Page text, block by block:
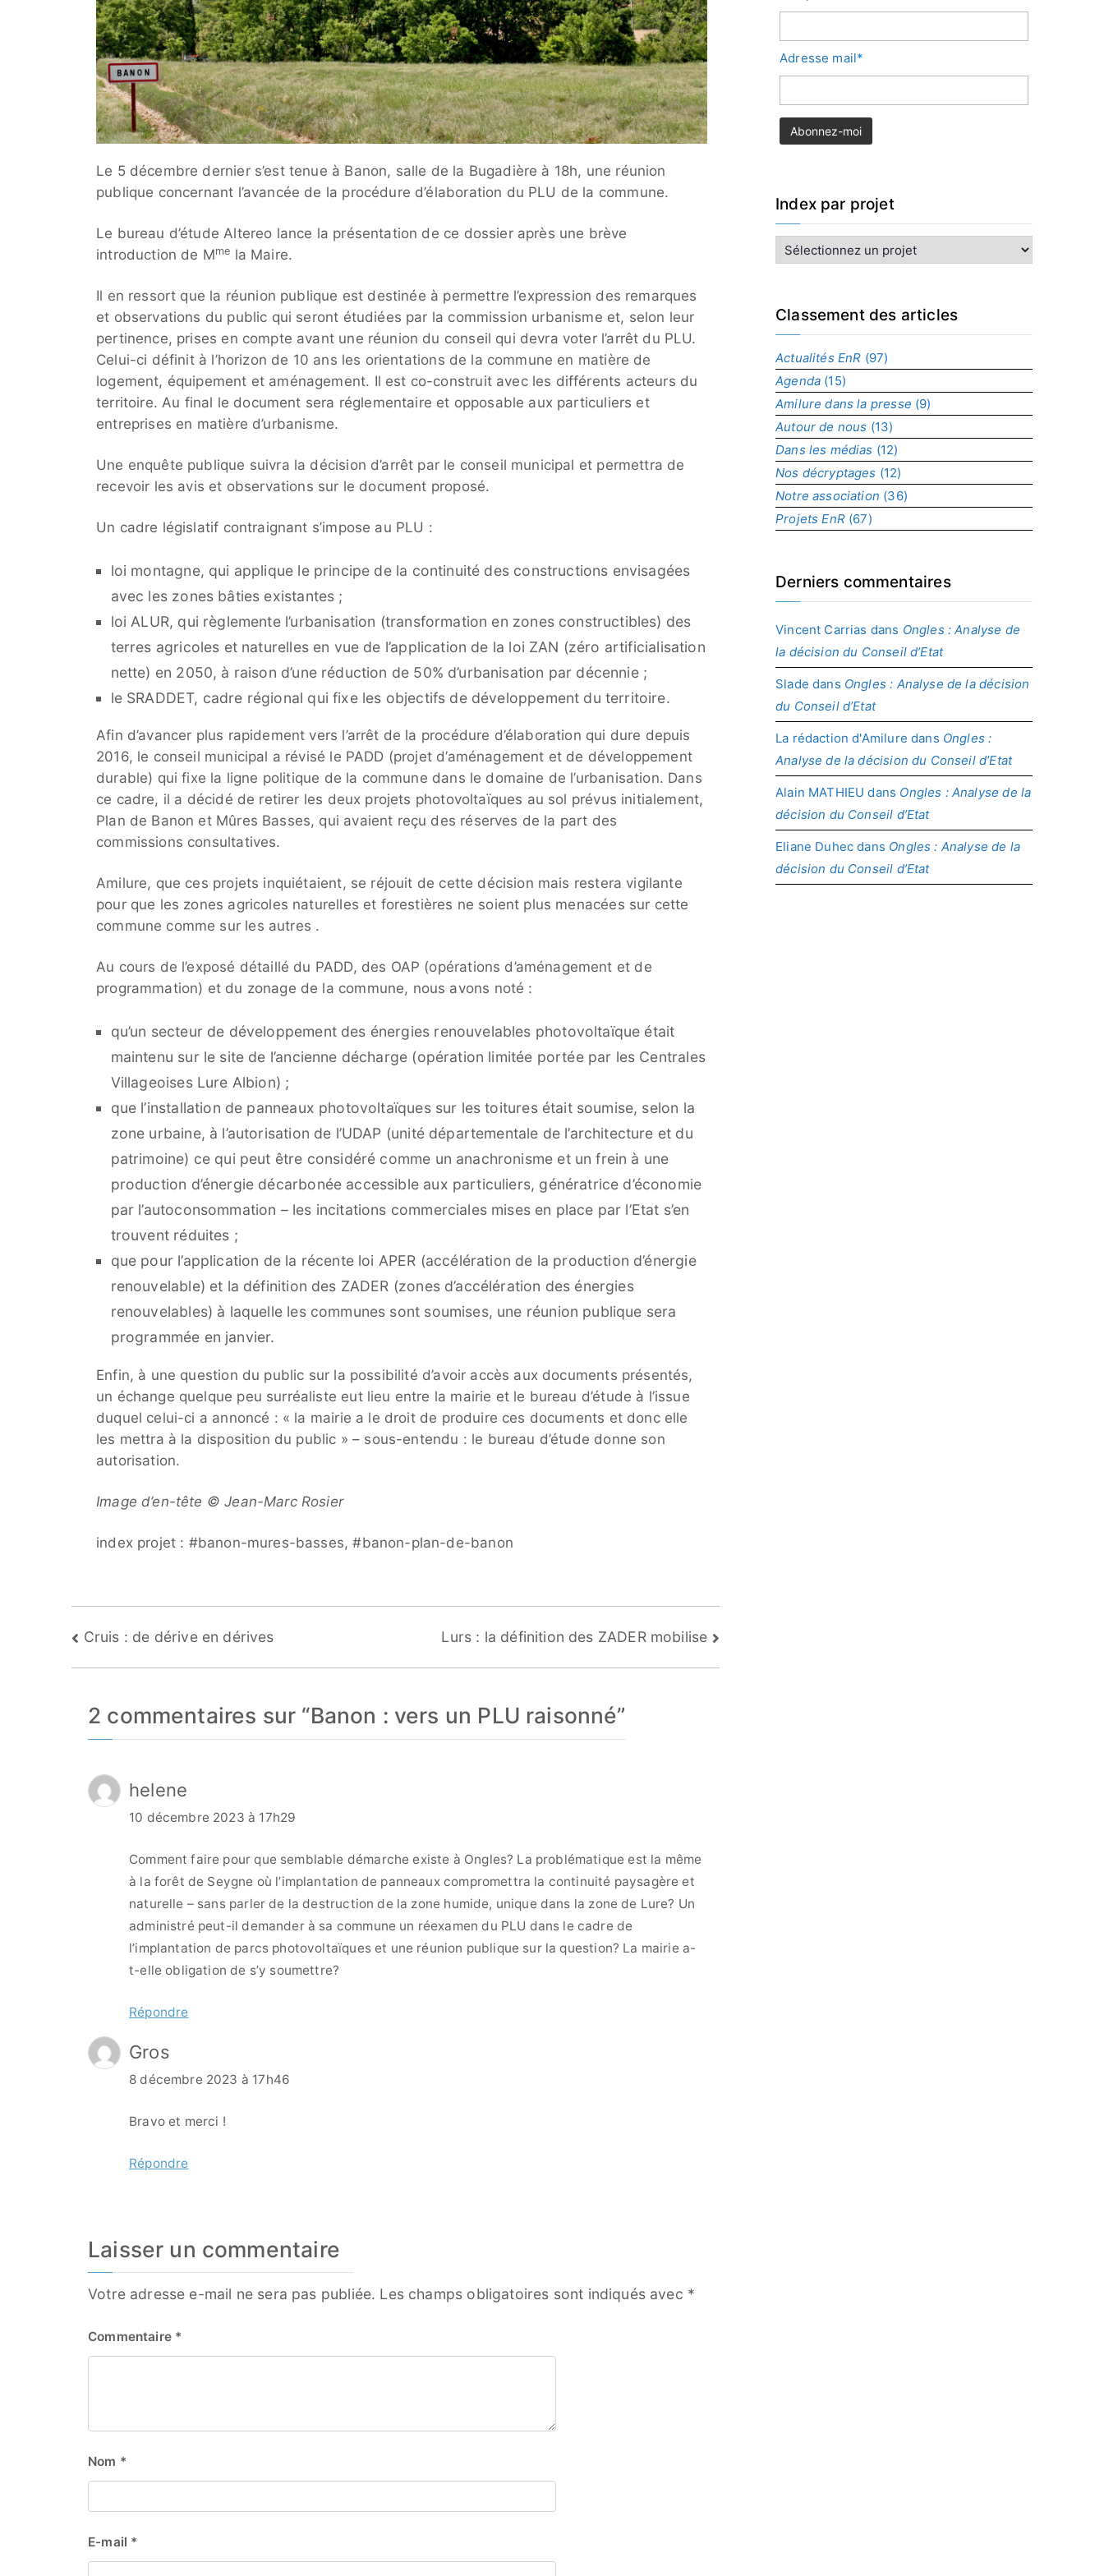
Le 5 décembre dernier s’est tenue à Banon, salle de la Bugadière à 18h, une réunion
publique concernant l’avancée de la procédure d’élaboration du PLU de la commune.
Le bureau d’étude Altereo lance la présentation de ce dossier après une brève
introduction de Mme la Maire.
Il en ressort que la réunion publique est destinée à permettre l’expression des remarques
et observations du public qui seront étudiées par la commission urbanisme et, selon leur
pertinence, prises en compte avant une réunion du conseil qui devra voter l’arrêt du PLU.
Celui-ci définit à l’horizon de 10 ans les orientations de la commune en matière de
logement, équipement et aménagement. Il est co-construit avec les différents acteurs du
territoire. Au final le document sera réglementaire et opposable aux particuliers et
entreprises en matière d’urbanisme.
Une enquête publique suivra la décision d’arrêt par le conseil municipal et permettra de
recevoir les avis et observations sur le document proposé.
Un cadre législatif contraignant s’impose au PLU :
loi montagne, qui applique le principe de la continuité des constructions envisagées
avec les zones bâties existantes ;
loi ALUR, qui règlemente l’urbanisation (transformation en zones constructibles) des
terres agricoles et naturelles en vue de l’application de la loi ZAN (zéro artificialisation
nette) en 2050, à raison d’une réduction de 50% d’urbanisation par décennie ;
le SRADDET, cadre régional qui fixe les objectifs de développement du territoire.
Afin d’avancer plus rapidement vers l’arrêt de la procédure d’élaboration qui dure depuis
2016, le conseil municipal a révisé le PADD (projet d’aménagement et de développement
durable) qui fixe la ligne politique de la commune dans le domaine de l’urbanisation. Dans
ce cadre, il a décidé de retirer les deux projets photovoltaïques au sol prévus initialement,
Plan de Banon et Mûres Basses, qui avaient reçu des réserves de la part des
commissions consultatives.
Amilure, que ces projets inquiétaient, se réjouit de cette décision mais restera vigilante
pour que les zones agricoles naturelles et forestières ne soient plus menacées sur cette
commune comme sur les autres .
Au cours de l’exposé détaillé du PADD, des OAP (opérations d’aménagement et de
programmation) et du zonage de la commune, nous avons noté :
qu’un secteur de développement des énergies renouvelables photovoltaïque était
maintenu sur le site de l’ancienne décharge (opération limitée portée par les Centrales
Villageoises Lure Albion) ;
que l’installation de panneaux photovoltaïques sur les toitures était soumise, selon la
zone urbaine, à l’autorisation de l’UDAP (unité départementale de l’architecture et du
patrimoine) ce qui peut être considéré comme un anachronisme et un frein à une
production d’énergie décarbonée accessible aux particuliers, génératrice d’économie
par l’autoconsommation – les incitations commerciales mises en place par l’Etat s’en
trouvent réduites ;
que pour l’application de la récente loi APER (accélération de la production d’énergie
renouvelable) et la définition des ZADER (zones d’accélération des énergies
renouvelables) à laquelle les communes sont soumises, une réunion publique sera
programmée en janvier.
Enfin, à une question du public sur la possibilité d’avoir accès aux documents présentés,
un échange quelque peu surréaliste eut lieu entre la mairie et le bureau d’étude à l’issue
duquel celui-ci a annoncé : « la mairie a le droit de produire ces documents et donc elle
les mettra à la disposition du public » – sous-entendu : le bureau d’étude donne son
autorisation.
Image d’en-tête © Jean-Marc Rosier
index projet : #banon-mures-basses, #banon-plan-de-banon
Navigation
de
Cruis : de dérive en dérives Lurs : la définition des ZADER mobilise
2 commentaires sur “Banon : vers un PLU raisonné”
helene
10 décembre 2023 à 17h29
Comment faire pour que semblable démarche existe à Ongles? La problématique est la même
à la forêt de Seygne où l’implantation de panneaux compromettra la continuité paysagère et
naturelle – sans parler de la destruction de la zone humide, unique dans la zone de Lure? Un
administré peut-il demander à sa commune un réexamen du PLU dans le cadre de
l’implantation de parcs photovoltaïques et une réunion publique sur la question? La mairie a-
t-elle obligation de s’y soumettre?
Répondre
Gros
8 décembre 2023 à 17h46
Bravo et merci !
Répondre
Laisser un commentaire
Votre adresse e-mail ne sera pas publiée. Les champs obligatoires sont indiqués avec *
Commentaire *
Nom *
E-mail *
Adresse mail*
Index par projet
n
x
r
p
r
o
j
e
t
Classement des articles
Actualités EnR (97)
Agenda (15)
Amilure dans la presse (9)
Autour de nous (13)
Dans les médias (12)
Nos décryptages (12)
Notre association (36)
Projets EnR(67)
Derniers commentaires
Vincent Carrias dans Ongles : Analyse de
la décision du Conseil d’Etat
Slade dans Ongles : Analyse de la décision
du Conseil d’Etat
La rédaction d'Amilure dans Ongles :
Analyse de la décision du Conseil d’Etat
Alain MATHIEU dans Ongles : Analyse de la
décision du Conseil d’Etat
Eliane Duhec dans Ongles : Analyse de la
décision du Conseil d’Etat